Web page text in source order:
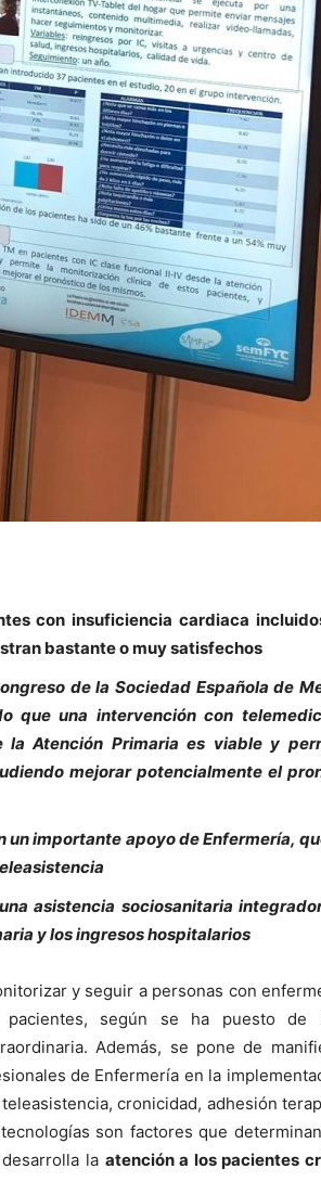
con insuficiencia cardiaca
bastante o muy satisfechos
de la Sociedad Española de
queuna intervención con
la Atención Primaria es viable y
mejorar potencialmente el
importante apoyo de Enfermería,
asistencia sociosanitaria
y los ingresos hospitalarios
y seguir a personas con
según se ha puesto de
Además, se pone de
de Enfermería en la
cronicidad, adhesión
son factores que
la atención a los pacientes